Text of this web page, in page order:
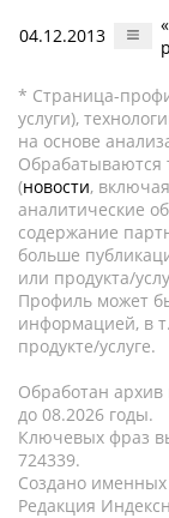
04.12.2013
* Страница-
услуги),
на основе
Обрабатываются
(новости,
аналитические
содержание
больше
или продукта/
Профиль может
информацией, в
продукте/услуге.
Обработан архив
до 08.2026 годы.
Ключевых фраз
724339.
Создано именных
Редакция